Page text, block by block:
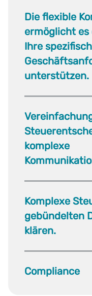
Die flexible
ermöglicht es
Ihre
unterstützen.
komplexe
Komplexe
gebündelten
klären.
Compliance